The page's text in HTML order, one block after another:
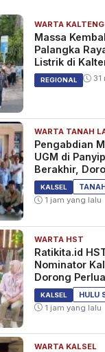
WARTA KALTENG
Massa
Palangka
Listrik di
REGIONAL 31
WARTA TANAH
Pengabdian
UGM di
Berakhir,
Program
KALSEL
1 jam yang lalu
WARTA HST
Ratikita.id
Nominator
Dorong
KALSEL
HULU
1 jam yang lalu
WARTA KALSEL